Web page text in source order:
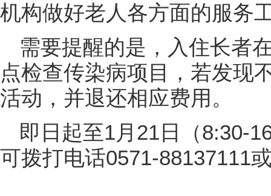
机构做好老人各方面的服务
需要提醒的是，入住长者
点检查传染病项目，若发现
活动，并退还相应费用。
即日起至1月21日（8:30-
可拨打电话0571-88137111